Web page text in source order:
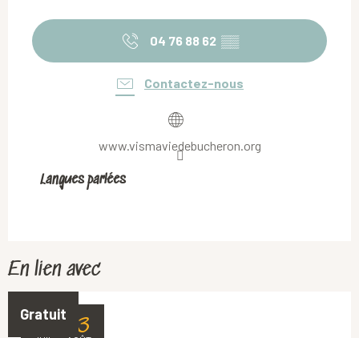
04 76 88 62 ▒▒
Contactez-nous
www.vismaviedebucheron.org
Langues parlées
Langues parlées
En lien avec
Gratuit
16 13